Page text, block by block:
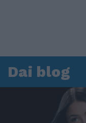
Dai blog